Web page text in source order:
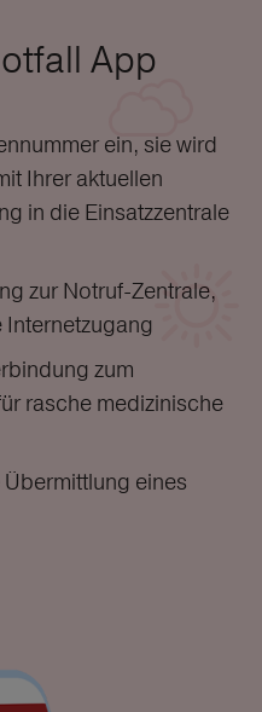
App
ein, sie wird
Ihrer aktuellen
in die Einsatzzentrale
zur Notruf-Zentrale,
zum
rasche medizinische
eines